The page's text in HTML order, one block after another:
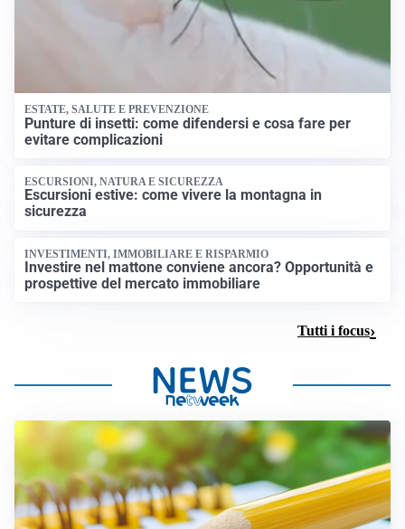
ESTATE, SALUTE E PREVENZIONE
Punture di insetti: come difendersi e cosa fare per
evitare complicazioni
ESCURSIONI, NATURA E SICUREZZA
Escursioni estive: come vivere la montagna in
sicurezza
INVESTIMENTI, IMMOBILIARE E RISPARMIO
Investire nel mattone conviene ancora? Opportunità e
prospettive del mercato immobiliare
Tutti i focus